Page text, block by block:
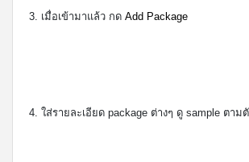
3. เมื่อเข้ามาแล้ว กด Add Package
4. ใส่รายละเอียด package ต่างๆ ดู sample ตาม